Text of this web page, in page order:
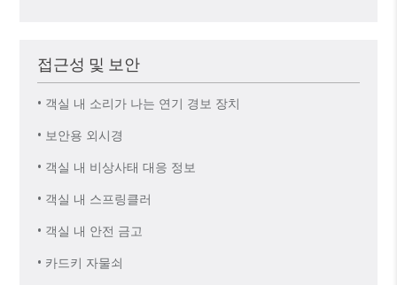
접근성 및 보안
• 객실 내 소리가 나는 연기 경보 장치
• 보안용 외시경
• 객실 내 비상사태 대응 정보
• 객실 내 스프링클러
• 객실 내 안전 금고
• 카드키 자물쇠